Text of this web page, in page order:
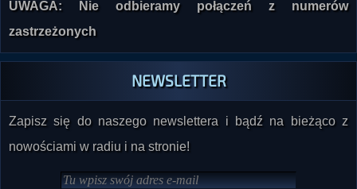
NEWSLETTER
Zapisz się do naszego newslettera i bądź na bieżąco z
nowościami w radiu i na stronie!